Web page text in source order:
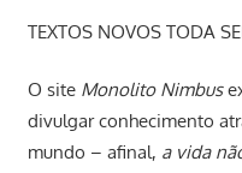
TEXTOS NOVOS TODA
O site Monolito Nimbus
divulgar conhecimento
mundo – afinal, a vida